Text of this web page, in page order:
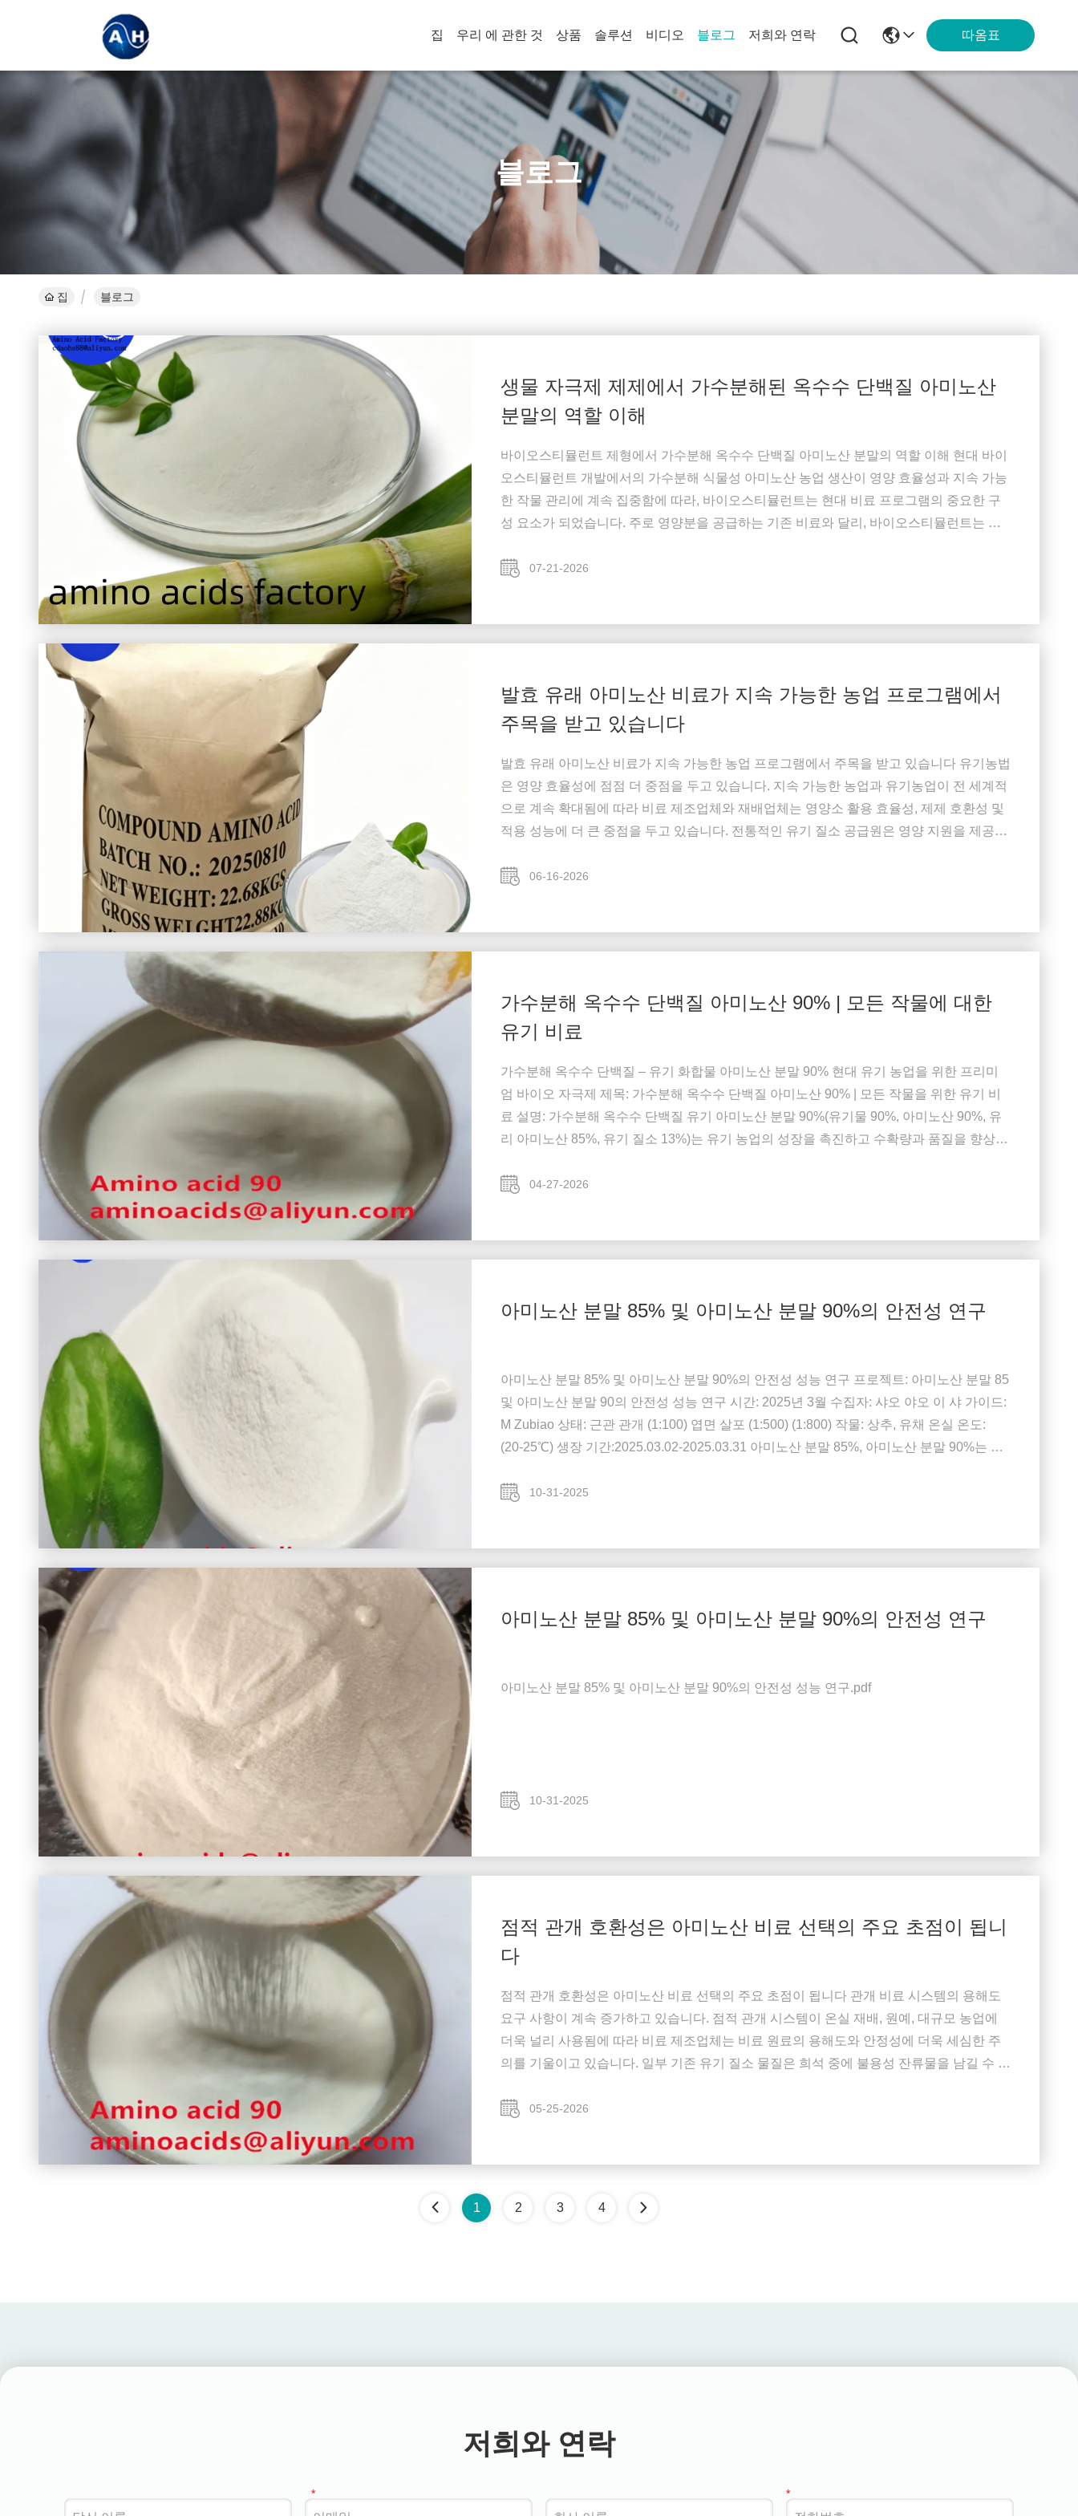
집 우리 에 관한 것 상품 솔루션 비디오 블로그 저희와 연락 따옴표
블로그
집 블로그
생물 자극제 제제에서 가수분해된 옥수수 단백질 아미노산
분말의 역할 이해
바이오스티뮬런트 제형에서 가수분해 옥수수 단백질 아미노산 분말의 역할 이해 현대 바이
오스티뮬런트 개발에서의 가수분해 식물성 아미노산 농업 생산이 영양 효율성과 지속 가능
한 작물 관리에 계속 집중함에 따라, 바이오스티뮬런트는 현대 비료 프로그램의 중요한 구
성 요소가 되었습니다. 주로 영양분을 공급하는 기존 비료와 달리, 바이오스티뮬런트는 식
가수분해 옥수수 단백질 아미노산 분말은 식물성 기원, 수용성 및 광범위한 비료 제형과의
07-21-2026
발효 유래 아미노산 비료가 지속 가능한 농업 프로그램에서
주목을 받고 있습니다
발효 유래 아미노산 비료가 지속 가능한 농업 프로그램에서 주목을 받고 있습니다 유기농법
은 영양 효율성에 점점 더 중점을 두고 있습니다. 지속 가능한 농업과 유기농업이 전 세계적
으로 계속 확대됨에 따라 비료 제조업체와 재배업체는 영양소 활용 효율성, 제제 호환성 및
적용 성능에 더 큰 중점을 두고 있습니다. 전통적인 유기 질소 공급원은 영양 지원을 제공할
이 있을 수 있습니다. 이러한 조건에서 발효 유래 아미노산 비료는 현대 작물 영양 프로그
06-16-2026
가수분해 옥수수 단백질 아미노산 90% | 모든 작물에 대한
유기 비료
가수분해 옥수수 단백질 – 유기 화합물 아미노산 분말 90% 현대 유기 농업을 위한 프리미
엄 바이오 자극제 제목: 가수분해 옥수수 단백질 아미노산 90% | 모든 작물을 위한 유기 비
료 설명: 가수분해 옥수수 단백질 유기 아미노산 분말 90%(유기물 90%, 아미노산 90%, 유
리 아미노산 85%, 유기 질소 13%)는 유기 농업의 성장을 촉진하고 수확량과 품질을 향상시
작물을 위한 유기 질소, 모든 작물을 위한 아미노산 바이오 자극제, 유기 ...
04-27-2026
아미노산 분말 85% 및 아미노산 분말 90%의 안전성 연구
아미노산 분말 85% 및 아미노산 분말 90%의 안전성 성능 연구 프로젝트: 아미노산 분말 85
및 아미노산 분말 90의 안전성 성능 연구 시간: 2025년 3월 수집자: 샤오 야오 이 샤 가이드:
M Zubiao 상태: 근관 관개 (1:100) 엽면 살포 (1:500) (1:800) 작물: 상추, 유채 온실 온도:
(20-25℃) 생장 기간:2025.03.02-2025.03.31 아미노산 분말 85%, 아미노산 분말 90%는 당
고 현저한 효...
10-31-2025
아미노산 분말 85% 및 아미노산 분말 90%의 안전성 연구
아미노산 분말 85% 및 아미노산 분말 90%의 안전성 성능 연구.pdf
10-31-2025
점적 관개 호환성은 아미노산 비료 선택의 주요 초점이 됩니
다
점적 관개 호환성은 아미노산 비료 선택의 주요 초점이 됩니다 관개 비료 시스템의 용해도
요구 사항이 계속 증가하고 있습니다. 점적 관개 시스템이 온실 재배, 원예, 대규모 농업에
더욱 널리 사용됨에 따라 비료 제조업체는 비료 원료의 용해도와 안정성에 더욱 세심한 주
의를 기울이고 있습니다. 일부 기존 유기 질소 물질은 희석 중에 불용성 잔류물을 남길 수 있
작동하는 관개 시스템에서는 비료 제조 과정에서 잔류물 관리가 중요한 고려 사항이 되었습
05-25-2026
1 2 3 4
저희와 연락